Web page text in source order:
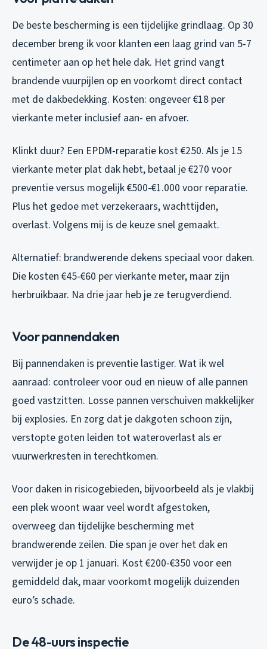
De beste bescherming is een tijdelijke grindlaag. Op 30
december breng ik voor klanten een laag grind van 5-7
centimeter aan op het hele dak. Het grind vangt
brandende vuurpijlen op en voorkomt direct contact
met de dakbedekking. Kosten: ongeveer €18 per
vierkante meter inclusief aan- en afvoer.
Klinkt duur? Een EPDM-reparatie kost €250. Als je 15
vierkante meter plat dak hebt, betaal je €270 voor
preventie versus mogelijk €500-€1.000 voor reparatie.
Plus het gedoe met verzekeraars, wachttijden,
overlast. Volgens mij is de keuze snel gemaakt.
Alternatief: brandwerende dekens speciaal voor daken.
Die kosten €45-€60 per vierkante meter, maar zijn
herbruikbaar. Na drie jaar heb je ze terugverdiend.
Voor pannendaken
Bij pannendaken is preventie lastiger. Wat ik wel
aanraad: controleer voor oud en nieuw of alle pannen
goed vastzitten. Losse pannen verschuiven makkelijker
bij explosies. En zorg dat je dakgoten schoon zijn,
verstopte goten leiden tot wateroverlast als er
vuurwerkresten in terechtkomen.
Voor daken in risicogebieden, bijvoorbeeld als je vlakbij
een plek woont waar veel wordt afgestoken,
overweeg dan tijdelijke bescherming met
brandwerende zeilen. Die span je over het dak en
verwijder je op 1 januari. Kost €200-€350 voor een
gemiddeld dak, maar voorkomt mogelijk duizenden
euro’s schade.
De 48-uurs inspectie